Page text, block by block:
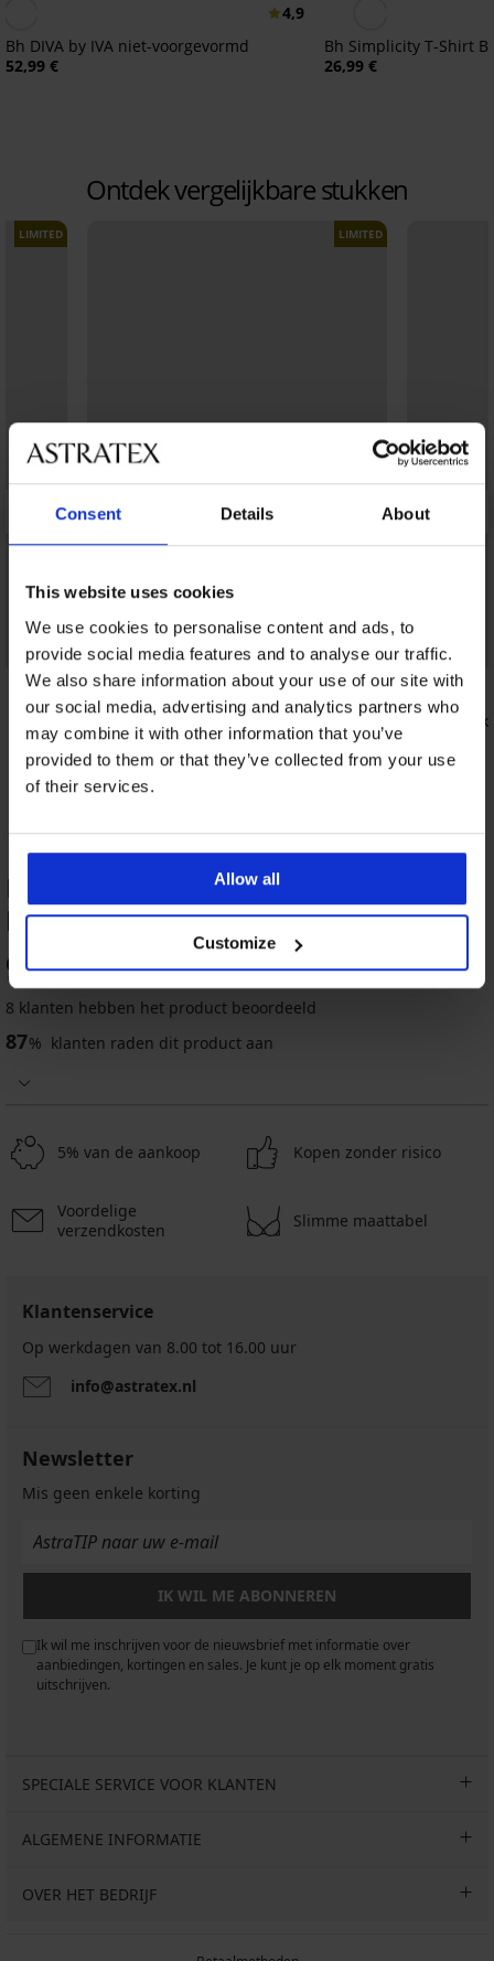
Consent Details About
This website uses cookies
We use cookies to personalise content and ads, to
provide social media features and to analyse our traffic.
We also share information about your use of our site with
our social media, advertising and analytics partners who
may combine it with other information that you’ve
provided to them or that they’ve collected from your use
of their services.
Allow all
Customize
4,9
Bh DIVA by IVA niet-voorgevormd
52,99 €
Bh Simplicity T-Shirt
26,99 €
Ontdek vergelijkbare stukken
LIMITED
4
LIMITED
5
Verleidelijke set Stelisa
40,99 €
PRODUCTBEOORDELING Erotisch
korset Katriss
92%
8 klanten hebben het product beoordeeld
87% klanten raden dit product aan
5% van de aankoop Kopen zonder risico
Voordelige
verzendkosten
Slimme maattabel
Klantenservice
Op werkdagen van 8.00 tot 16.00 uur
info@astratex.nl
Newsletter
Mis geen enkele korting
IK WIL ME ABONNEREN
Ik wil me inschrijven voor de nieuwsbrief met informatie over
aanbiedingen, kortingen en sales. Je kunt je op elk moment gratis
uitschrijven.
SPECIALE SERVICE VOOR KLANTEN
ALGEMENE INFORMATIE
OVER HET BEDRIJF